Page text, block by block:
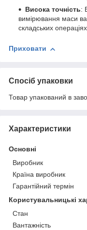
Висока точність:
вимірювання маси
складських
Приховати
Спосіб упаковки
Товар упакований в
Характеристики
Основні
Виробник
Країна виробник
Гарантійний термін
Користувальницькі
Стан
Вантажність